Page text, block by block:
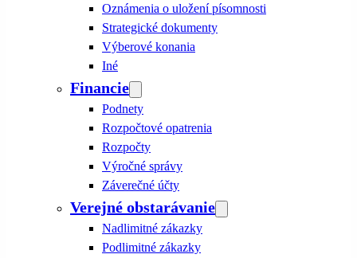
Oznámenia o uložení písomnosti
Strategické dokumenty
Výberové konania
Iné
Financie
Podnety
Rozpočtové opatrenia
Rozpočty
Výročné správy
Záverečné účty
Verejné obstarávanie
Nadlimitné zákazky
Podlimitné zákazky